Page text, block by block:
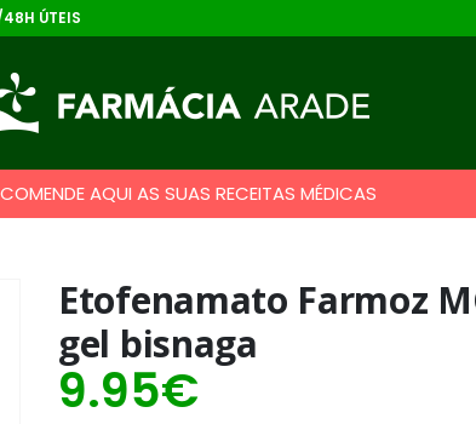
48H ÚTEIS
AQUI AS SUAS RECEITAS MÉDICAS
Etofenamato Farmoz
gel bisnaga
9.95€